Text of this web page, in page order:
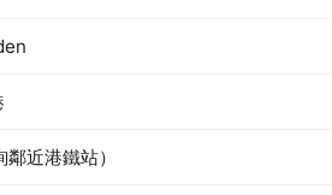
近港鐵站）